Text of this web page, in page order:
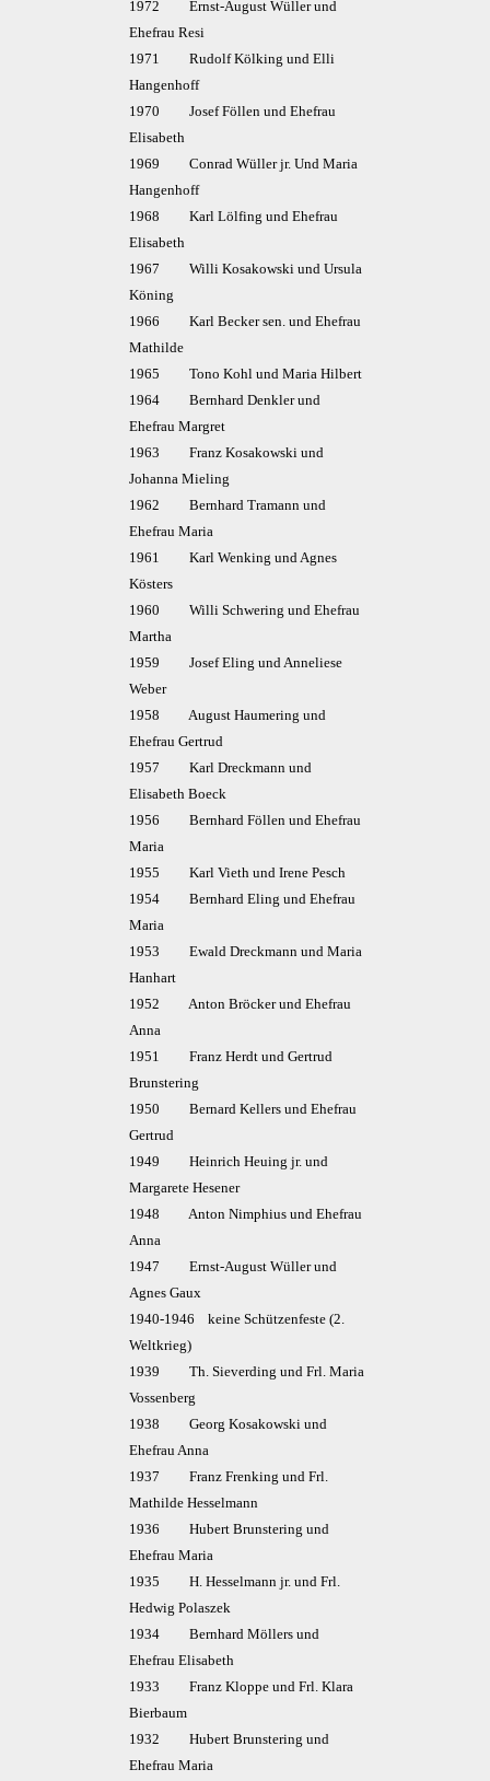
1972 Ernst-August Wüller und
Ehefrau Resi
1971 Rudolf Kölking und Elli
Hangenhoff
1970 Josef Föllen und Ehefrau
Elisabeth
1969 Conrad Wüller jr. Und Maria
Hangenhoff
1968 Karl Lölfing und Ehefrau
Elisabeth
1967 Willi Kosakowski und Ursula
Köning
1966 Karl Becker sen. und Ehefrau
Mathilde
1965 Tono Kohl und Maria Hilbert
1964 Bernhard Denkler und
Ehefrau Margret
1963 Franz Kosakowski und
Johanna Mieling
1962 Bernhard Tramann und
Ehefrau Maria
1961 Karl Wenking und Agnes
Kösters
1960 Willi Schwering und Ehefrau
Martha
1959 Josef Eling und Anneliese
Weber
1958 August Haumering und
Ehefrau Gertrud
1957 Karl Dreckmann und
Elisabeth Boeck
1956 Bernhard Föllen und Ehefrau
Maria
1955 Karl Vieth und Irene Pesch
1954 Bernhard Eling und Ehefrau
Maria
1953 Ewald Dreckmann und Maria
Hanhart
1952 Anton Bröcker und Ehefrau
Anna
1951 Franz Herdt und Gertrud
Brunstering
1950 Bernard Kellers und Ehefrau
Gertrud
1949 Heinrich Heuing jr. und
Margarete Hesener
1948 Anton Nimphius und Ehefrau
Anna
1947 Ernst-August Wüller und
Agnes Gaux
1940-1946 keine Schützenfeste (2.
Weltkrieg)
1939 Th. Sieverding und Frl. Maria
Vossenberg
1938 Georg Kosakowski und
Ehefrau Anna
1937 Franz Frenking und Frl.
Mathilde Hesselmann
1936 Hubert Brunstering und
Ehefrau Maria
1935 H. Hesselmann jr. und Frl.
Hedwig Polaszek
1934 Bernhard Möllers und
Ehefrau Elisabeth
1933 Franz Kloppe und Frl. Klara
Bierbaum
1932 Hubert Brunstering und
Ehefrau Maria